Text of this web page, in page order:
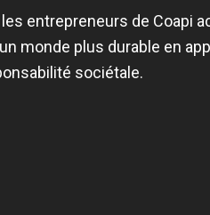
entrepreneurs de Coapi
monde plus durable en
sociétale.